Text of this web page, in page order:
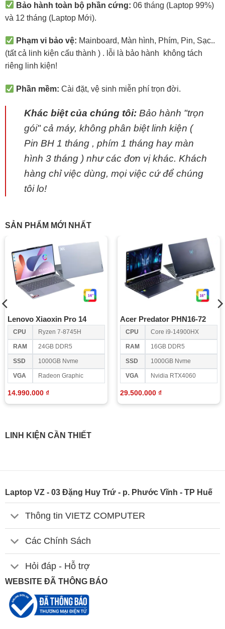
Bảo hành toàn bộ phần cứng: 06 tháng (Laptop 99%)
và 12 tháng (Laptop Mới).
Phạm vi bảo vệ: Mainboard, Màn hình, Phím, Pin, Sạc..
(tất cả linh kiện cấu thành ) . lỗi là bảo hành không tách
riêng linh kiện!
Phần mềm: Cài đặt, vệ sinh miễn phí trọn đời.
Khác biệt của chúng tôi:Bảo hành "trọn
gói" cả máy, không phân biệt linh kiện (
Pin BH 1 tháng , phím 1 tháng hay màn
hình 3 tháng ) như các đơn vị khác. Khách
hàng chỉ việc dùng, mọi việc cứ để chúng
tôi lo!
SẢN PHẨM MỚI NHẤT
Lenovo Xiaoxin Pro 14
CPU Ryzen 7-8745H
RAM 24GB DDR5
SSD 1000GB Nvme
VGA Radeon Graphic
14.990.000 ₫
Acer Predator PHN16-72
CPU Core i9-14900HX
RAM 16GB DDR5
SSD 1000GB Nvme
VGA Nvidia RTX4060
29.500.000 ₫
LINH KIỆN CẦN THIẾT
Laptop VZ - 03 Đặng Huy Trứ - p. Phước Vĩnh - TP Huế
Thông tin VIETZ COMPUTER
Các Chính Sách
Hỏi đáp - Hỗ trợ
WEBSITE ĐÃ THÔNG BÁO